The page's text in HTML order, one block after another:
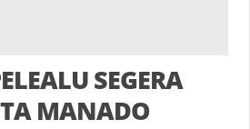
SEGERA
MANADO